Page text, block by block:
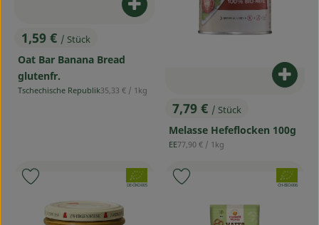
, Preis:
1,59 € / Stück
Oat Bar Banana Bread
glutenfr.
, Herkunft:
Tschechische Republik, Referenzpreis:
35,33 € / 1kg
Produkt zum Warenkorb
, Preis:
7,79 € / Stück
Melasse Hefeflocken 100g
, Herkunft:
EE, Referenzpreis:
77,90 € / 1kg
, Verband:
, Kontrollstelle:
DE-ÖKO-005
Produkt zu Favouriten hinzufügen
, Verband:
, Kontrollstelle:
CH-BIO-006
Produkt zu Favouriten